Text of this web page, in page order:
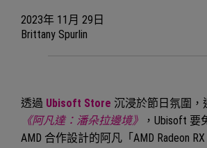
2023年 11月 29日
Brittany Spurlin
透過 Ubisoft Store 沉浸於節日氛圍，
《阿凡達：潘朵拉邊境》
，Ubisoft
AMD 合作設計的阿凡「AMD Radeon